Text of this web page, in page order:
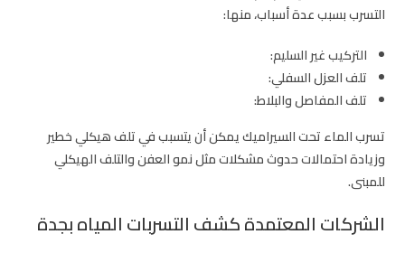
التسرب بسبب عدة أسباب، منها:
التركيب غير السليم:
تلف العزل السفلي:
تلف المفاصل والبلاط:
تسرب الماء تحت السيراميك يمكن أن يتسبب في تلف هيكلي خطير
وزيادة احتمالات حدوث مشكلات مثل نمو العفن والتلف الهيكلي
للمبنى.
الشركات المعتمدة كشف التسربات المياه بجدة